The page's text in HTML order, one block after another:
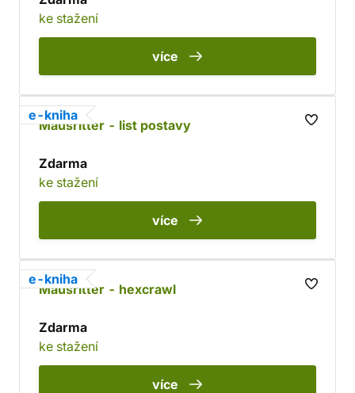
ke stažení
více
e-kniha
Mausritter - list postavy
Zdarma
ke stažení
více
e-kniha
Mausritter - hexcrawl
Zdarma
ke stažení
více